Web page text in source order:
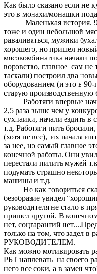
Как было сказано если не
это в монахи/монашки
Маленькая история. 93-
тоже и один небольшой
раваливаться, мужики
хорошего, но пришел
мясокомбинатика начали
воровство, главное сам не
таскали) построил два
оборудованием (и это в 90-
старую производственную
Работяги впервые
2,5 раза выше чем у
сухпайки, начали ездить в
т.д. Работяги пить
(хотя не все), их начала
за нее, но самый главное
конечной работы. Они
перестали пилить мужей
подумать страшно
машины и т.д.
Но как говориться
безобразие увидел
руководителя не стало в
пришел другой. В
нет, соцгарантий
только на том, что задел
РУКОВОДИТЕЛЕМ.
Как можно мотивировать
РБТ наплевать на своего
него все соки, а в замен